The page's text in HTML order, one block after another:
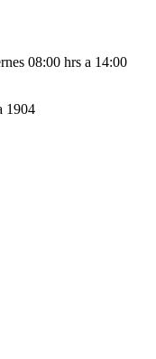
08:00 hrs a 14:00
1904